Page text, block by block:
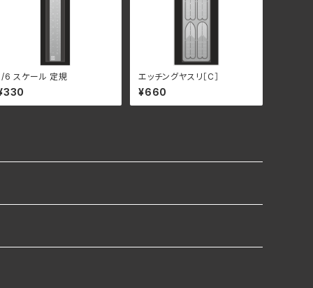
6 スケール 定規 エッチングヤスリ［C］
¥660